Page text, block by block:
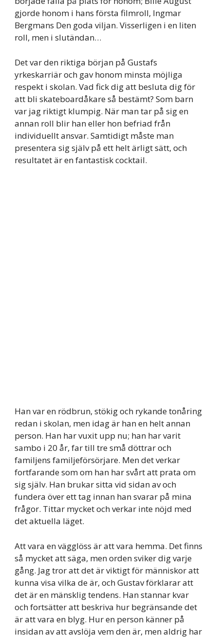
gjorde honom i hans första filmroll, Ingmar
Bergmans Den goda viljan. Visserligen i en liten
roll, men i slutändan…
Det var den riktiga början på Gustafs
yrkeskarriär och gav honom minsta möjliga
respekt i skolan. Vad fick dig att besluta dig för
att bli skateboardåkare så bestämt? Som barn
var jag riktigt klumpig. När man tar på sig en
annan roll blir han eller hon befriad från
individuellt ansvar. Samtidigt måste man
presentera sig själv på ett helt ärligt sätt, och
resultatet är en fantastisk cocktail.
Han var en rödbrun, stökig och rykande tonåring
redan i skolan, men idag är han en helt annan
person. Han har vuxit upp nu; han har varit
sambo i 20 år, far till tre små döttrar och
familjens familjeförsörjare. Men det verkar
fortfarande som om han har svårt att prata om
sig själv. Han brukar sitta vid sidan av och
fundera över ett tag innan han svarar på mina
frågor. Tittar mycket och verkar inte nöjd med
det aktuella läget.
Att vara en vägglöss är att vara hemma. Det finns
så mycket att säga, men orden sviker dig varje
gång. Jag tror att det är viktigt för människor att
kunna visa vilka de är, och Gustav förklarar att
det är en mänsklig tendens. Han stannar kvar
och fortsätter att beskriva hur begränsande det
är att vara en blyg. Hur en person känner på
insidan av att avslöja vem den är, men aldrig har